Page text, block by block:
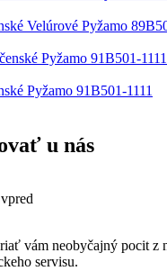
Velúrové Pyžamo
Pyžamo 91B501-1111
u nás
vám neobyčajný pocit z
servisu.